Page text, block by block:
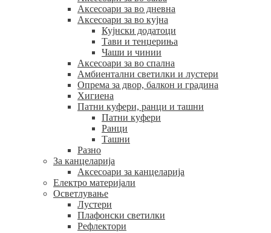
Аксесоари за во дневна
Аксесоари за во кујна
Кујнски додатоци
Тави и тенџериња
Чаши и чинии
Аксесоари за во спална
Амбиентални светилки и лустери
Опрема за двор, балкон и градина
Хигиена
Патни куфери, ранци и ташни
Патни куфери
Ранци
Ташни
Разно
За канцеларија
Аксесоари за канцеларија
Електро материјали
Осветлување
Лустери
Плафонски светилки
Рефлектори